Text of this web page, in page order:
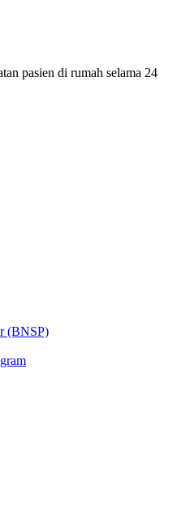
pasien di rumah selama 24
(BNSP)